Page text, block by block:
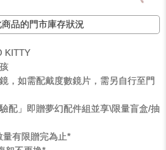
品的門市庫存狀況
KITTY
，如需配戴度數鏡片，需另自行至門
配」即贈夢幻配件組並享\限量盲盒/抽
量有限贈完為止*